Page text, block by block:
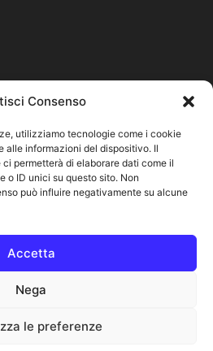
Consenso
utilizziamo tecnologie come i cookie
alle informazioni del dispositivo. Il
permetterà di elaborare dati come il
o ID unici su questo sito. Non
può influire negativamente su alcune
Accetta
Nega
le preferenze
Africa